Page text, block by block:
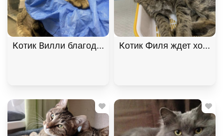
Котик Вилли благодарный и ласковый ищет
Котик Филя ждет